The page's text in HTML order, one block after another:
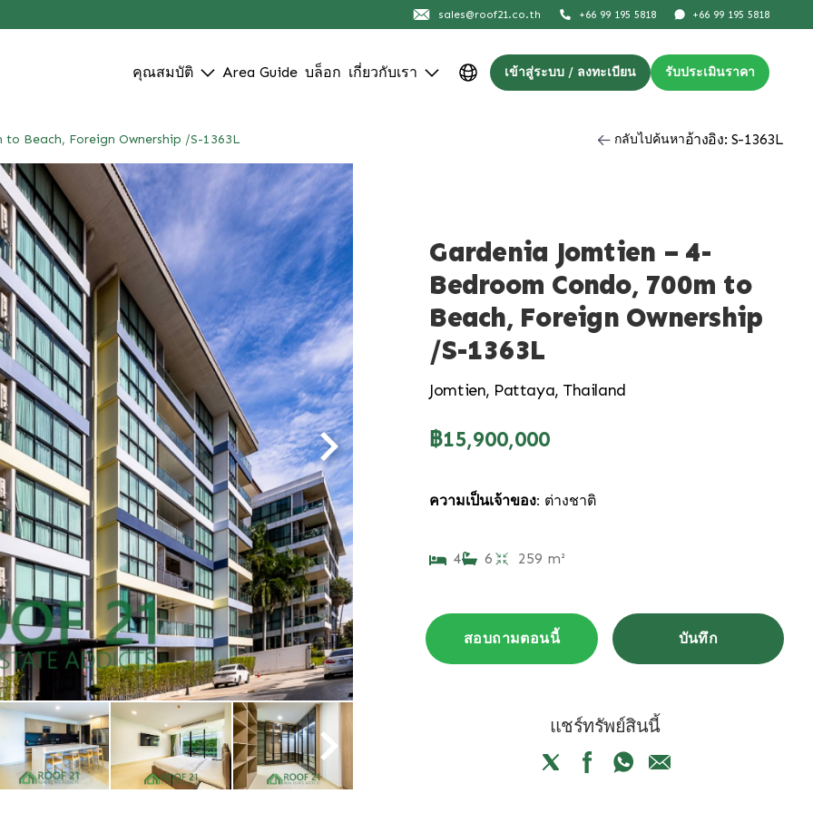
sales@roof21.co.th +66 99 195 5818 +66 99 195 5818
คุณสมบัติ Area Guide บล็อก เกี่ยวกับเรา เข้าสู่ระบบ / ลงทะเบียน รับประเมินราคา
Beach, Foreign Ownership /S-1363L กลับไปค้นหาอ้างอิง: S-1363L
Gardenia Jomtien – 4-
Bedroom Condo, 700m to
Beach, Foreign Ownership
/S-1363L
Jomtien, Pattaya, Thailand
฿15,900,000
ความเป็นเจ้าของ: ต่างชาติ
4 6 259 m²
สอบถามตอนนี้ บันทึก
แชร์ทรัพย์สินนี้